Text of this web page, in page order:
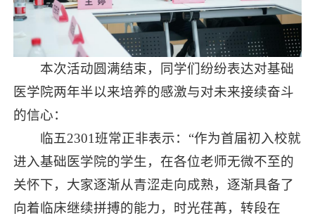
本次活动圆满结束，同学们纷纷表达对基础
医学院两年半以来培养的感激与对未来接续奋斗
的信心：
临五2301班常正非表示：“作为首届初入校就
进入基础医学院的学生，在各位老师无微不至的
关怀下，大家逐渐从青涩走向成熟，逐渐具备了
向着临床继续拼搏的能力，时光荏苒，转段在